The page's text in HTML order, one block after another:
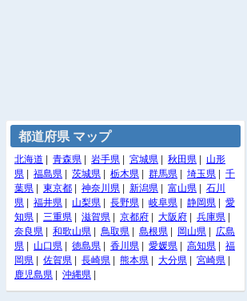
都道府県 マップ
北海道 青森県 岩手県 宮城県 秋田県
山形
県
福島県 茨城県 栃木県 群馬県 埼玉県
千
葉県
東京都 神奈川県 新潟県 富山県
石川
県
福井県 山梨県 長野県 岐阜県 静岡県
愛
知県
三重県 滋賀県 京都府 大阪府 兵庫県
奈良県
和歌山県 鳥取県 島根県 岡山県
広島
県
山口県 徳島県 香川県 愛媛県 高知県
福
岡県
佐賀県 長崎県 熊本県 大分県 宮崎県
鹿児島県
沖縄県